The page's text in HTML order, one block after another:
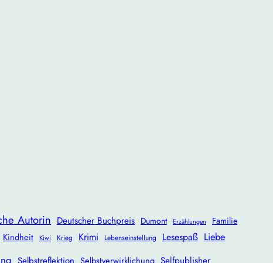
Autorin Deutscher Buchpreis Dumont Erzählungen Familie
Kindheit Kiwi Krieg Krimi Lebenseinstellung Lesespaß Liebe
Selbstverwirklichung